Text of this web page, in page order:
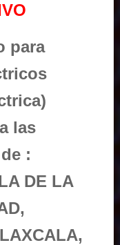
para
las
:
DE LA